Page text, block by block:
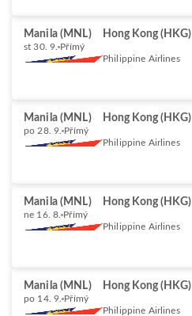
Manila (MNL) Hong Kong (HKG)
st 30. 9. Přímý
Philippine Airlines
Manila (MNL) Hong Kong (HKG)
po 28. 9. Přímý
Philippine Airlines
Manila (MNL) Hong Kong (HKG)
ne 16. 8. Přímý
Philippine Airlines
Manila (MNL) Hong Kong (HKG)
po 14. 9. Přímý
Philippine Airlines